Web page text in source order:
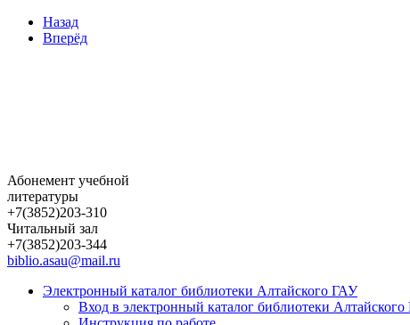
Назад
Вперёд
Абонемент учебной
литературы
+7(3852)203-310
Читальный зал
+7(3852)203-344
biblio.asau@mail.ru
Электронный каталог библиотеки Алтайского ГАУ
Вход в электронный каталог библиотеки